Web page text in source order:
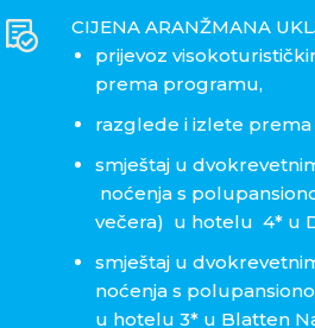
CIJENA ARANŽMANA
prijevoz
prema programu,
razglede i izlete
smještaj u
noćenja s
večera) u hotelu 4* u
smještaj u
noćenja s
u hotelu 3* u Blatten